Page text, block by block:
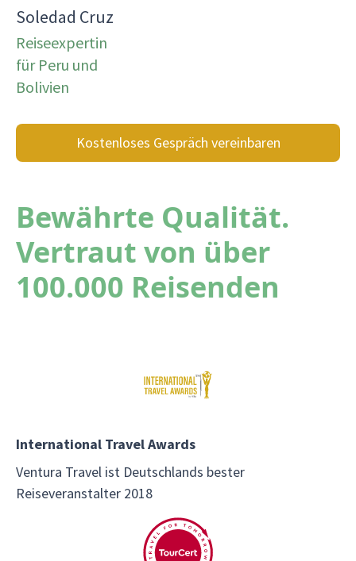
Soledad Cruz
Reiseexpertin
für Peru und
Bolivien
Kostenloses Gespräch vereinbaren
Bewährte Qualität.
Vertraut von über
100.000 Reisenden
International Travel Awards
Ventura Travel ist Deutschlands bester
Reiseveranstalter 2018